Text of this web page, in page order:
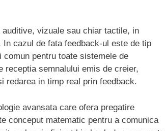
vizuale sau chiar tactile, in
cazul de fata feedback-ul este de tip
pentru toate sistemele de
receptia semnalului emis de creier,
redarea in timp real prin feedback.
avansata care ofera pregatire
conceput matematic pentru a comunica